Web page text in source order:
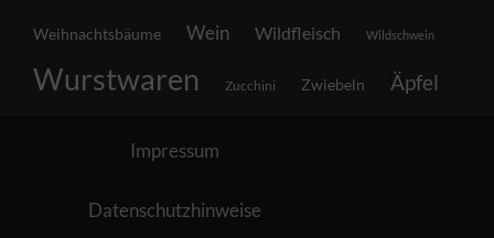
Weihnachtsbäume Wein Wildfleisch Wildschwein
Wurstwaren Zucchini Zwiebeln Äpfel
Impressum
Datenschutzhinweise